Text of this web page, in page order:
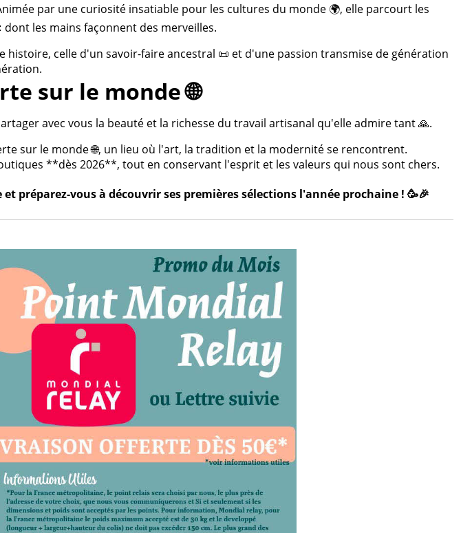
par une curiosité insatiable pour les cultures du monde 🌍, elle parcourt les
les mains façonnent des merveilles.
histoire, celle d'un savoir-faire ancestral 📜 et d'une passion transmise de génération
sur le monde 🌐
avec vous la beauté et la richesse du travail artisanal qu'elle admire tant 🙏.
sur le monde 🌐, un lieu où l'art, la tradition et la modernité se rencontrent.
**dès 2026**, tout en conservant l'esprit et les valeurs qui nous sont chers.
préparez-vous à découvrir ses premières sélections l'année prochaine ! 🥳🎉